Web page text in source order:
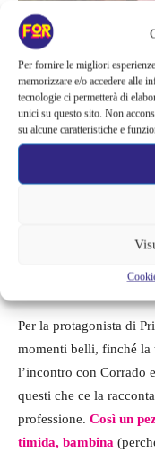
Per fornire le migliori
memorizzare e/o accedere alle
tecnologie ci permetterà di
unici su questo sito. Non
su alcune caratteristiche e
Il regista non scegli un
quello che succede a
grotteschi. Il grottesco
non giudica mai, non si
compito di farci un’idea.
Per la protagonista di
momenti belli, finché la
l’incontro con Corrado
questi che ce la
professione. Così un
timida, bambina